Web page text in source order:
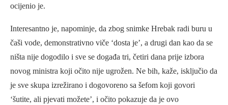
ocijenio je.
Interesantno je, napominje, da zbog snimke Hrebak radi buru u
čaši vode, demonstrativno viče ‘dosta je’, a drugi dan kao da se
ništa nije dogodilo i sve se događa tri, četiri dana prije izbora
novog ministra koji očito nije ugrožen. Ne bih, kaže, isključio da
je sve skupa izrežirano i dogovoreno sa šefom koji govori
‘šutite, ali pjevati možete’, i očito pokazuje da je ovo